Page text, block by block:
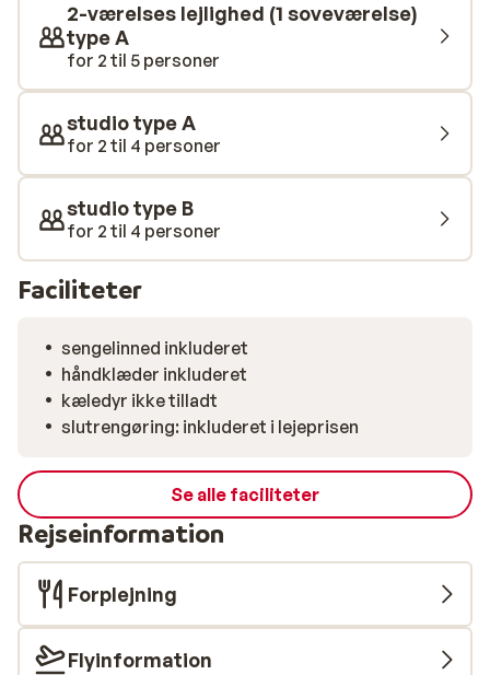
2-værelses lejlighed (1 soveværelse)
type A
for 2 til 5 personer
studio type A
for 2 til 4 personer
studio type B
for 2 til 4 personer
Faciliteter
sengelinned inkluderet
håndklæder inkluderet
kæledyr ikke tilladt
slutrengøring: inkluderet i lejeprisen
Se alle faciliteter
Rejseinformation
Forplejning
Flyinformation